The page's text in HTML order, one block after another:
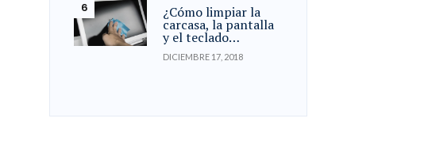
¿Cómo limpiar la
carcasa, la pantalla
y el teclado…
DICIEMBRE 17, 2018